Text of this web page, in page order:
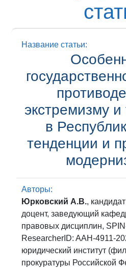
Название статьи:
экстремизму
в
тенденции и
Авторы:
Юрковский А.В.,
доцент, заведующий
правовых дисциплин,
ResearcherID: AAH-4911-
юридический институт
прокуратуры Российской